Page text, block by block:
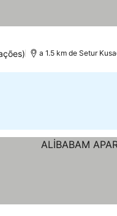
a 1.5 km de Setur